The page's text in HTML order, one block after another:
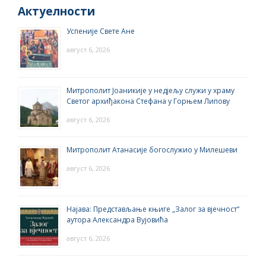
Актуелности
Успеније Свете Ане
август 6, 2026
Митрополит Јоаникије у недјељу служи у храму
Светог архиђакона Стефана у Горњем Липову
август 6, 2026
Митрополит Атанасије богослужио у Милешеви
август 6, 2026
Најава: Представљање књиге „Залог за вјечност“
аутора Александра Вујовића
август 6, 2026